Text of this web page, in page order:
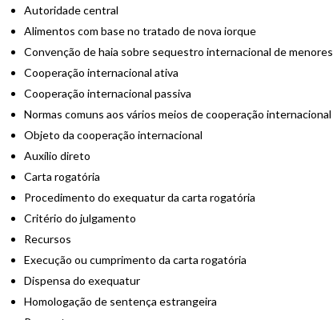
Autoridade central
Alimentos com base no tratado de nova iorque
Convenção de haia sobre sequestro internacional de menores
Cooperação internacional ativa
Cooperação internacional passiva
Normas comuns aos vários meios de cooperação internacional
Objeto da cooperação internacional
Auxílio direto
Carta rogatória
Procedimento do exequatur da carta rogatória
Critério do julgamento
Recursos
Execução ou cumprimento da carta rogatória
Dispensa do exequatur
Homologação de sentença estrangeira